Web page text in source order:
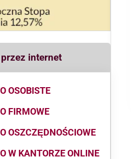
internet
OSOBISTE
FIRMOWE
OSZCZĘDNOŚCIOWE
W KANTORZE ONLINE